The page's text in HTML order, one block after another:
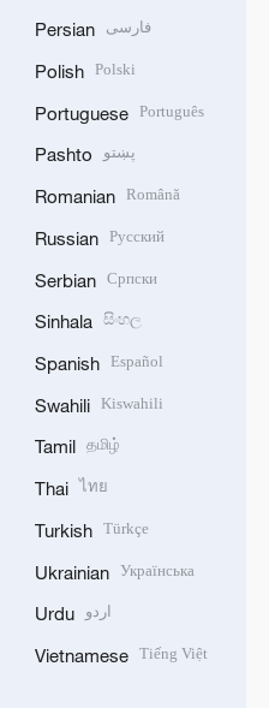
Persian فارسی
Polish Polski
Portuguese Português
Pashto پښتو
Romanian Română
Russian Русский
Serbian Српски
Sinhala සිංහල
Spanish Español
Swahili Kiswahili
Tamil தமிழ்
Thai ไทย
Turkish Türkçe
Ukrainian Українська
Urdu اردو
Vietnamese Tiếng Việt